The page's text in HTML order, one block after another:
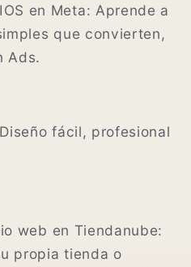
en Meta: Aprende a
que convierten,
Ads.
Diseño fácil, profesional
web en Tiendanube:
propia tienda o